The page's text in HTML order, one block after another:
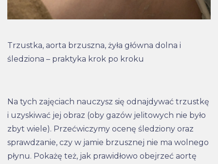
Trzustka, aorta brzuszna, żyła główna dolna i
śledziona – praktyka krok po kroku
Na tych zajęciach nauczysz się odnajdywać trzustkę
i uzyskiwać jej obraz (oby gazów jelitowych nie było
zbyt wiele). Przećwiczymy ocenę śledziony oraz
sprawdzanie, czy w jamie brzusznej nie ma wolnego
płynu. Pokażę też, jak prawidłowo obejrzeć aortę